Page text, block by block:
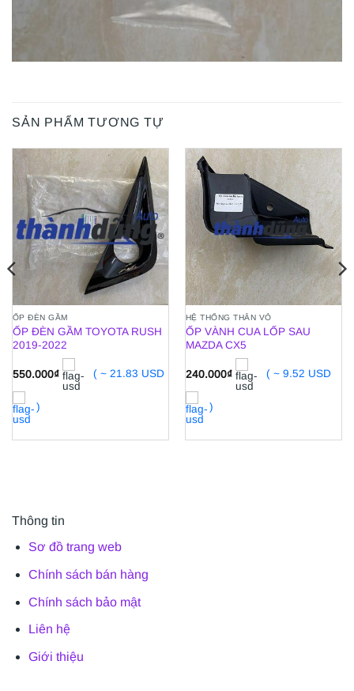
SẢN PHẨM TƯƠNG TỰ
ỐP ĐÈN GẦM
ỐP ĐÈN GẦM TOYOTA RUSH
2019-2022
550.000₫ ( ~ 21.83 USD
)
HỆ THỐNG THÂN VỎ
ỐP VÀNH CUA LỐP SAU
MAZDA CX5
240.000₫ ( ~ 9.52 USD
)
Thông tin
Sơ đồ trang web
Chính sách bán hàng
Chính sách bảo mật
Liên hệ
Giới thiệu